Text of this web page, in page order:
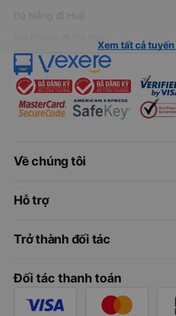
Đà Nẵng đi Huế
Xem tất cả
Về chúng tôi
Hỗ trợ
Trở thành đối tác
Đối tác thanh toán